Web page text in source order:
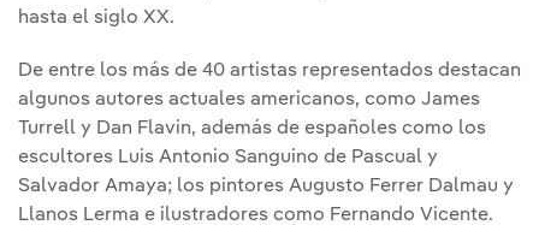
hasta el siglo XX.
De entre los más de 40 artistas representados destacan
algunos autores actuales americanos, como James
Turrell y Dan Flavin, además de españoles como los
escultores Luis Antonio Sanguino de Pascual y
Salvador Amaya; los pintores Augusto Ferrer Dalmau y
Llanos Lerma e ilustradores como Fernando Vicente.